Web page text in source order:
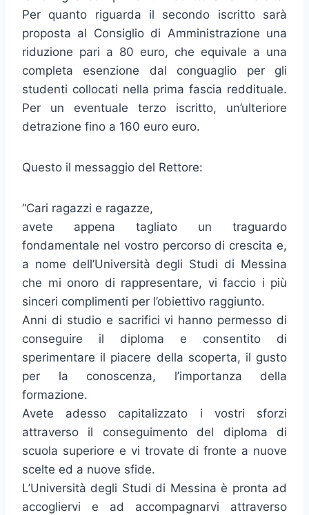
Per quanto riguarda il secondo iscritto sarà
proposta al Consiglio di Amministrazione una
riduzione pari a 80 euro, che equivale a una
completa esenzione dal conguaglio per gli
studenti collocati nella prima fascia reddituale.
Per un eventuale terzo iscritto, un’ulteriore
detrazione fino a 160 euro euro.
Questo il messaggio del Rettore:
“Cari ragazzi e ragazze,
avete appena tagliato un traguardo
fondamentale nel vostro percorso di crescita e,
a nome dell’Università degli Studi di Messina
che mi onoro di rappresentare, vi faccio i più
sinceri complimenti per l’obiettivo raggiunto.
Anni di studio e sacrifici vi hanno permesso di
conseguire il diploma e consentito di
sperimentare il piacere della scoperta, il gusto
per la conoscenza, l’importanza della
formazione.
Avete adesso capitalizzato i vostri sforzi
attraverso il conseguimento del diploma di
scuola superiore e vi trovate di fronte a nuove
scelte ed a nuove sfide.
L’Università degli Studi di Messina è pronta ad
accogliervi e ad accompagnarvi attraverso